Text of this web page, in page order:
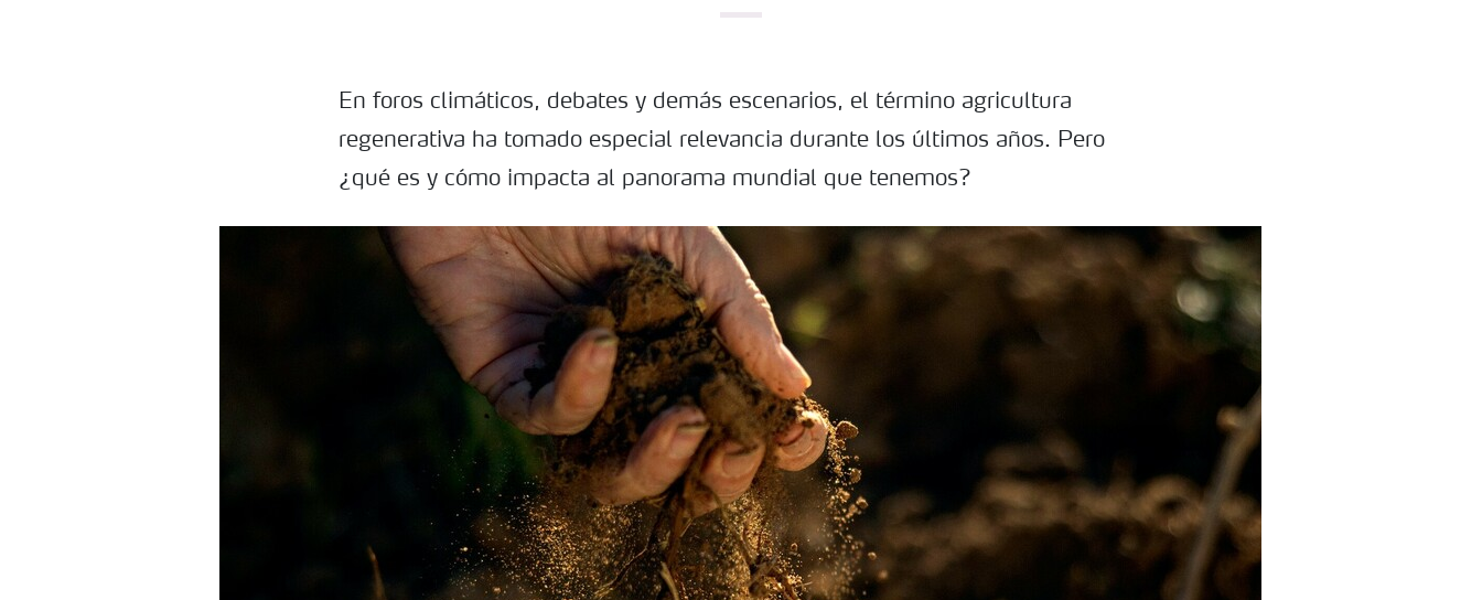
En foros climáticos, debates y demás escenarios, el término agricultura
regenerativa ha tomado especial relevancia durante los últimos años. Pero
¿qué es y cómo impacta al panorama mundial que tenemos?